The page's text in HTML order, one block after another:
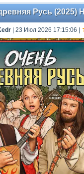
Русь (2025)
| 23 Июл 2026 17:15:06